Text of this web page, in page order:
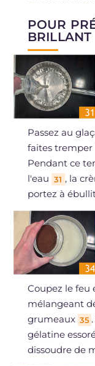
POUR
BRILLANT
Passez au
faites tremper
Pendant ce
l'eau 31 , la
portez à
Coupez le feu
mélangeant
grumeaux 35
gélatine
dissoudre de